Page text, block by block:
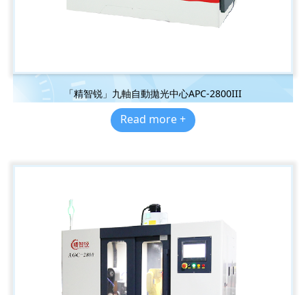
「精智锐」九軸自動拋光中心APC-2800III
Read more +